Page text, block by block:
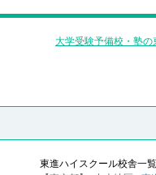
大学受験予備校・塾
東進ハイスクール校舎一覧